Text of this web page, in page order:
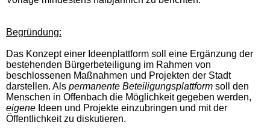
Begründung:
Das Konzept einer Ideenplattform soll eine Ergänzung der
bestehenden Bürgerbeteiligung im Rahmen von
beschlossenen Maßnahmen und Projekten der Stadt
darstellen. Als permanente Beteiligungsplattform soll den
Menschen in Offenbach die Möglichkeit gegeben werden,
eigene Ideen und Projekte einzubringen und mit der
Öffentlichkeit zu diskutieren.